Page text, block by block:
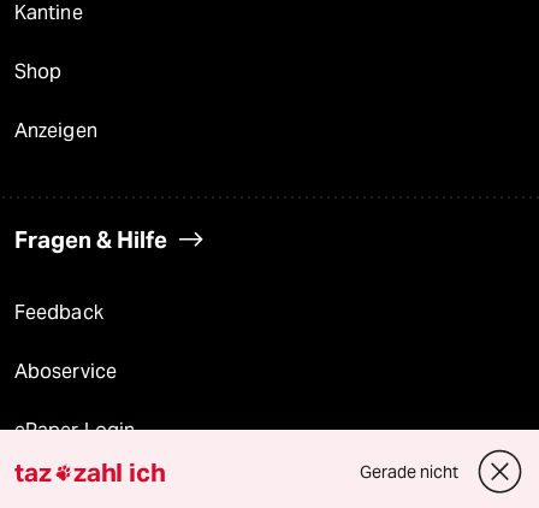
Kantine
Shop
Anzeigen
Fragen & Hilfe
Feedback
Aboservice
ePaper Login
Downloads für Abonnierende
taz zahl ich Gerade nicht